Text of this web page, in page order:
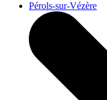
Pérols-sur-Vézère